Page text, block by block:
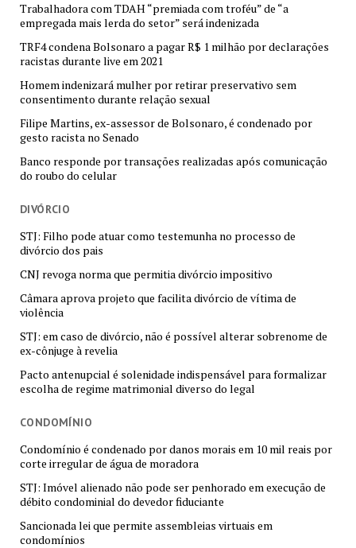
Trabalhadora com TDAH “premiada com troféu” de “a
empregada mais lerda do setor” será indenizada
TRF4 condena Bolsonaro a pagar R$ 1 milhão por declarações
racistas durante live em 2021
Homem indenizará mulher por retirar preservativo sem
consentimento durante relação sexual
Filipe Martins, ex-assessor de Bolsonaro, é condenado por
gesto racista no Senado
Banco responde por transações realizadas após comunicação
do roubo do celular
DIVÓRCIO
STJ: Filho pode atuar como testemunha no processo de
divórcio dos pais
CNJ revoga norma que permitia divórcio impositivo
Câmara aprova projeto que facilita divórcio de vítima de
violência
STJ: em caso de divórcio, não é possível alterar sobrenome de
ex-cônjuge à revelia
Pacto antenupcial é solenidade indispensável para formalizar
escolha de regime matrimonial diverso do legal
CONDOMÍNIO
Condomínio é condenado por danos morais em 10 mil reais por
corte irregular de água de moradora
STJ: Imóvel alienado não pode ser penhorado em execução de
débito condominial do devedor fiduciante
Sancionada lei que permite assembleias virtuais em
condomínios